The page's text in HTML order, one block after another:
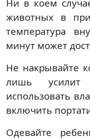
Ни в коем
животных в
температура
минут может
Не накрывайте
лишь
использовать
включить
Одевайте